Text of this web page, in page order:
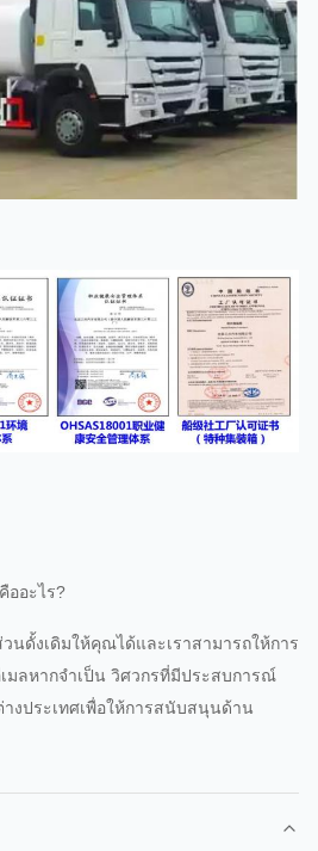
ออะไร?
นดั้งเดิมให้คุณได้และเราสามารถให้การ
ลหากจำเป็น วิศวกรที่มีประสบการณ์
างประเทศเพื่อให้การสนับสนุนด้าน